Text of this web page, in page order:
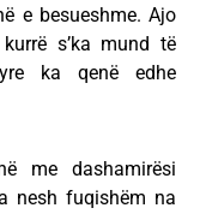
e besueshme. Ajo
s’ka mund të
ka qenë edhe
me dashamirësi
nesh fuqishëm na